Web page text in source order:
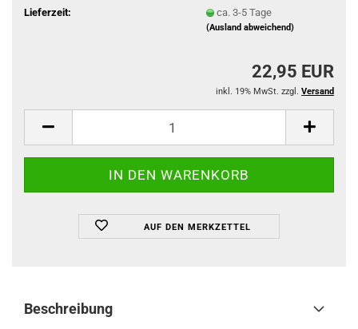
Lieferzeit:
ca. 3-5 Tage
(Ausland abweichend)
22,95 EUR
inkl. 19% MwSt. zzgl. Versand
AUF DEN MERKZETTEL
Beschreibung